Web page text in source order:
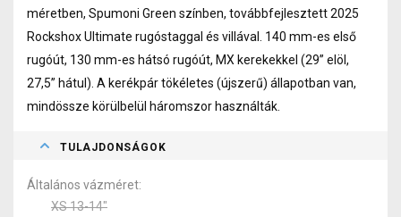
méretben, Spumoni Green színben, továbbfejlesztett 2025
Rockshox Ultimate rugóstaggal és villával.
140 mm-es első
rugóút, 130 mm-es hátsó rugóút, MX kerekekkel (29” elöl,
27,5” hátul). A kerékpár tökéletes (újszerű) állapotban van,
mindössze körülbelül háromszor használták.
TULAJDONSÁGOK
Általános vázméret
XS 13-14"